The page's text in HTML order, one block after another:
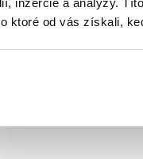
inzercie a analýzy.
ktoré od vás získali,
VODU RUŽOVÝ
- vďaka tomuto